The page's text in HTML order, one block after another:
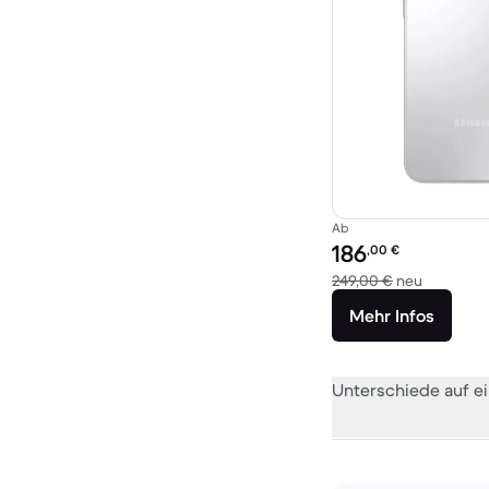
Ab
Preis des erneuerten
186,00 €
249,00 € neu
Mehr Infos
Unterschiede auf